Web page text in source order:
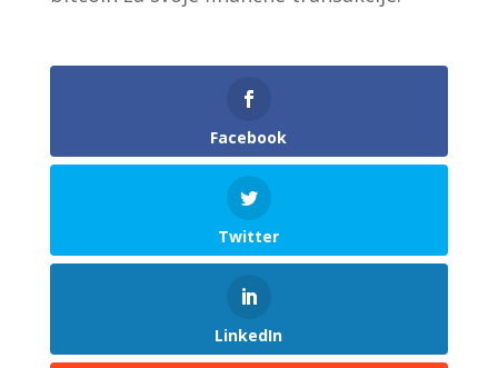
Facebook
Twitter
LinkedIn